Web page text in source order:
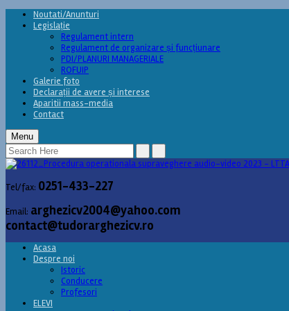
Noutati/Anunturi
Legislație
Regulament intern
Regulament de organizare și funcțiunare
PDI/PLANURI MANAGERIALE
ROFUIP
Galerie foto
Declarații de avere și interese
Aparitii mass-media
Contact
Menu
Tel/fax: 0251-433-227
Email: arghezicv2004@yahoo.com
contact@tudorarghezicv.ro
Acasa
Despre noi
Istoric
Conducere
Profesori
ELEVI